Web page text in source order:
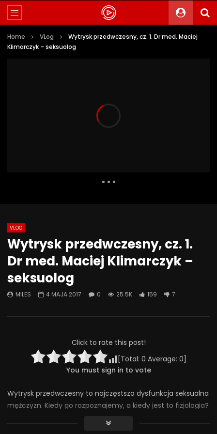
Home VLog
Wytrysk przedwczesny, cz. 1. Dr med. Maciej
Klimarczyk – seksuolog
Jak odstawić LEKI? Ostatnia wizyta
– kiedy przestać chodzić do
psychiatry? | Misja Psychiatria
#138
4 LISTOPADA 2025
Jak psychiatrzy i
SZKODZĄ
Psychiatria #133
0
413
VLOG
Wytrysk przedwczesny, cz. 1.
Dr med. Maciej Klimarczyk –
seksuolog
MILES 4 MAJA 2017 0 25.5K 159 7
Click to rate this post!
[Total: 0 Average: 0]
You must sign in to vote
Wytrysk przedwczesny to najczęstsza dysfunkcja seksualna
mężczyzn. Kiedy go rozpoznajemy, a kiedy jest to fizjologia?